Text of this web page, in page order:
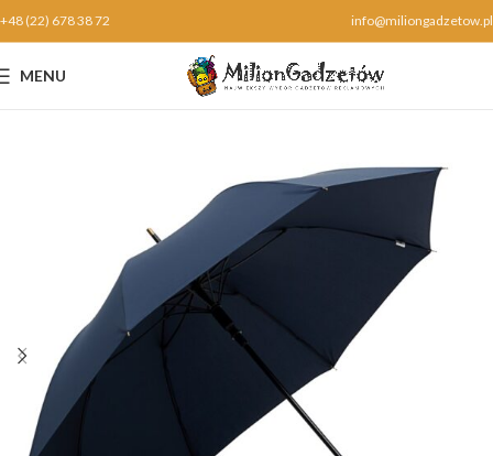
+48 (22) 678 38 72 info@miliongadzetow.pl
MENU